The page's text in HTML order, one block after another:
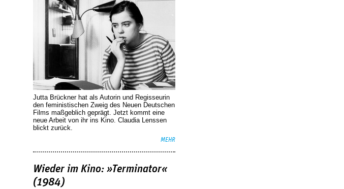
Jutta Brückner hat als Autorin und Regisseurin
den feministischen Zweig des Neuen Deutschen
Films maßgeblich geprägt. Jetzt kommt eine
neue Arbeit von ihr ins Kino. Claudia Lenssen
blickt zurück.
MEHR
Wieder im Kino: »Terminator«
(1984)